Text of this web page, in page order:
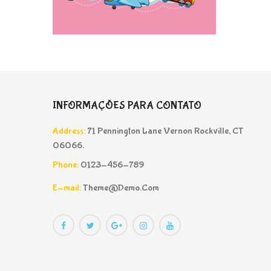
INFORMAÇÕES PARA CONTATO
Address: 71 Pennington Lane Vernon Rockville, CT
06066.
Phone: 0123-456-789
E-mail:Theme@demo.com